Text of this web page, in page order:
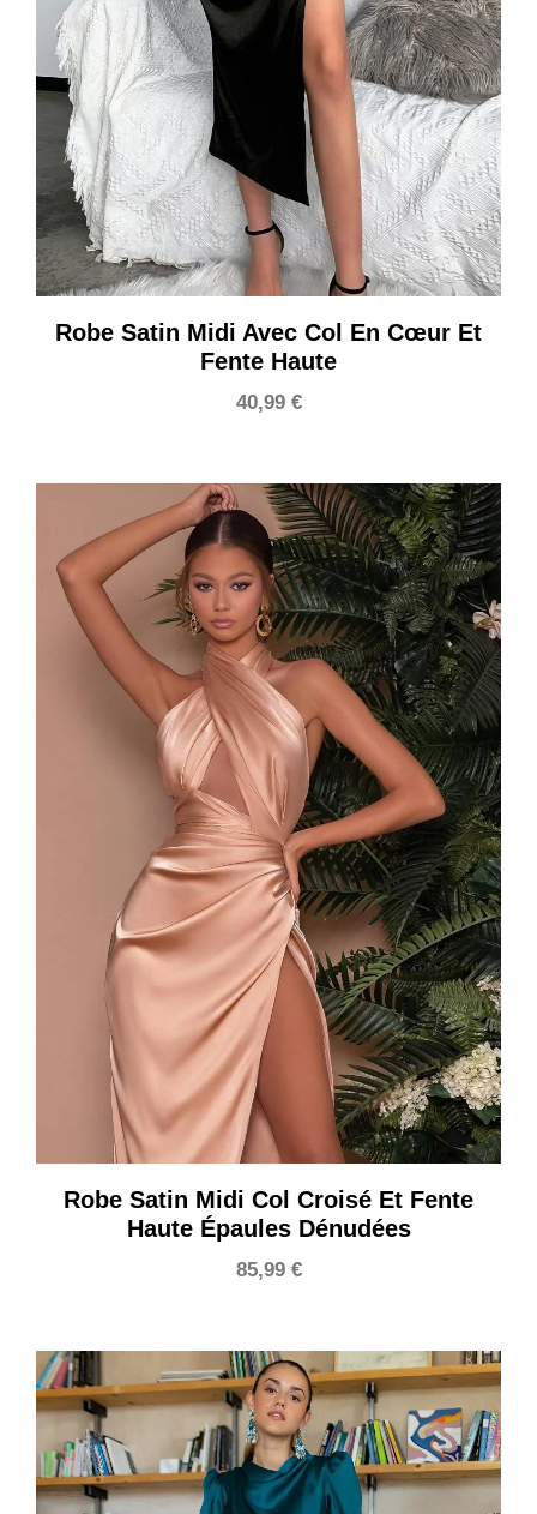
Robe Satin Midi Avec Col En Cœur Et
Fente Haute
40,99 €
Robe Satin Midi Col Croisé Et Fente
Haute Épaules Dénudées
85,99 €